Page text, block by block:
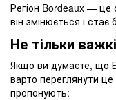
Регіон Bordeaux — це
він змінюється і
Не тільки
Якщо ви думаєте, що
варто переглянути
пропонують: